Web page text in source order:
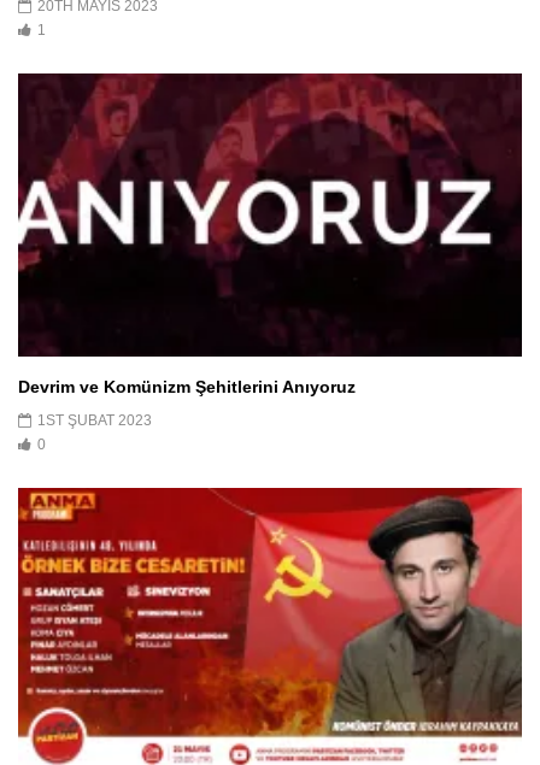
20TH MAYIS 2023
1
Devrim ve Komünizm Şehitlerini Anıyoruz
1ST ŞUBAT 2023
0